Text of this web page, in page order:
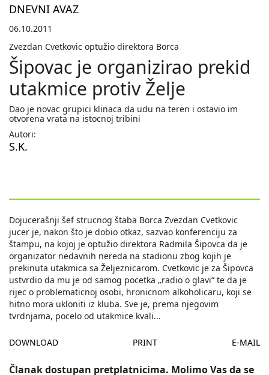
DNEVNI AVAZ
06.10.2011
Zvezdan Cvetkovic optužio direktora Borca
Šipovac je organizirao prekid
utakmice protiv Želje
Dao je novac grupici klinaca da udu na teren i ostavio im
otvorena vrata na istocnoj tribini
Autori:
S.K.
Dojucerašnji šef strucnog štaba Borca Zvezdan Cvetkovic
jucer je, nakon što je dobio otkaz, sazvao konferenciju za
štampu, na kojoj je optužio direktora Radmila Šipovca da je
organizator nedavnih nereda na stadionu zbog kojih je
prekinuta utakmica sa Željeznicarom. Cvetkovic je za Šipovca
ustvrdio da mu je od samog pocetka „radio o glavi“ te da je
rijec o problematicnoj osobi, hronicnom alkoholicaru, koji se
hitno mora ukloniti iz kluba. Sve je, prema njegovim
tvrdnjama, pocelo od utakmice kvali...
DOWNLOAD PRINT E-MAIL
Članak dostupan pretplatnicima. Molimo Vas da se